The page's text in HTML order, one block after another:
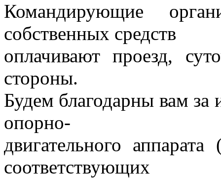
Командирующие
собственных средств
оплачивают проезд,
стороны.
Будем благодарны вам
опорно-
двигательного
соответствующих